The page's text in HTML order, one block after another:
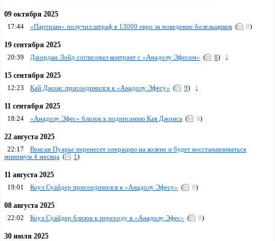
09 октября 2025
17:44 «Партизан» получил штраф в 13000 евро за поведение болельщиков ( 0)
19 сентября 2025
20:39 Джордан Лойд согласовал контракт с «Анадолу Эфесом» ( 8)
15 сентября 2025
12:23 Кай Джонс присоединился к «Анадолу Эфесу» ( 9)
11 сентября 2025
18:24 «Анадолу Эфес» близок к подписанию Кая Джонса ( 0)
22 августа 2025
22:17
Венсан Пуарье перенесет операцию на колене и будет восстанавливаться
минимум 4 месяца ( 1)
11 августа 2025
19:01 Коул Суайдер присоединился к «Анадолу Эфесу» ( 0)
08 августа 2025
22:02 Коул Суайдер близок к переходу в «Анадолу Эфес» ( 0)
30 июля 2025